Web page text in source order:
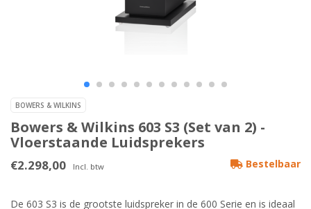
BOWERS & WILKINS
Bowers & Wilkins 603 S3 (Set van 2) -
Vloerstaande Luidsprekers
€2.298,00 Incl. btw Bestelbaar
De 603 S3 is de grootste luidspreker in de 600 Serie en is ideaal